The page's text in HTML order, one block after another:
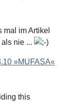
mal im Artikel
nie ...
»MUFASA«
this